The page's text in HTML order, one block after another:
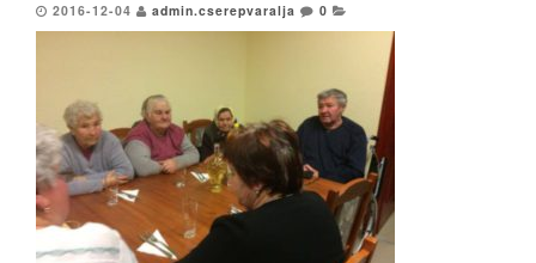
2016-12-04 admin.cserepvaralja 0